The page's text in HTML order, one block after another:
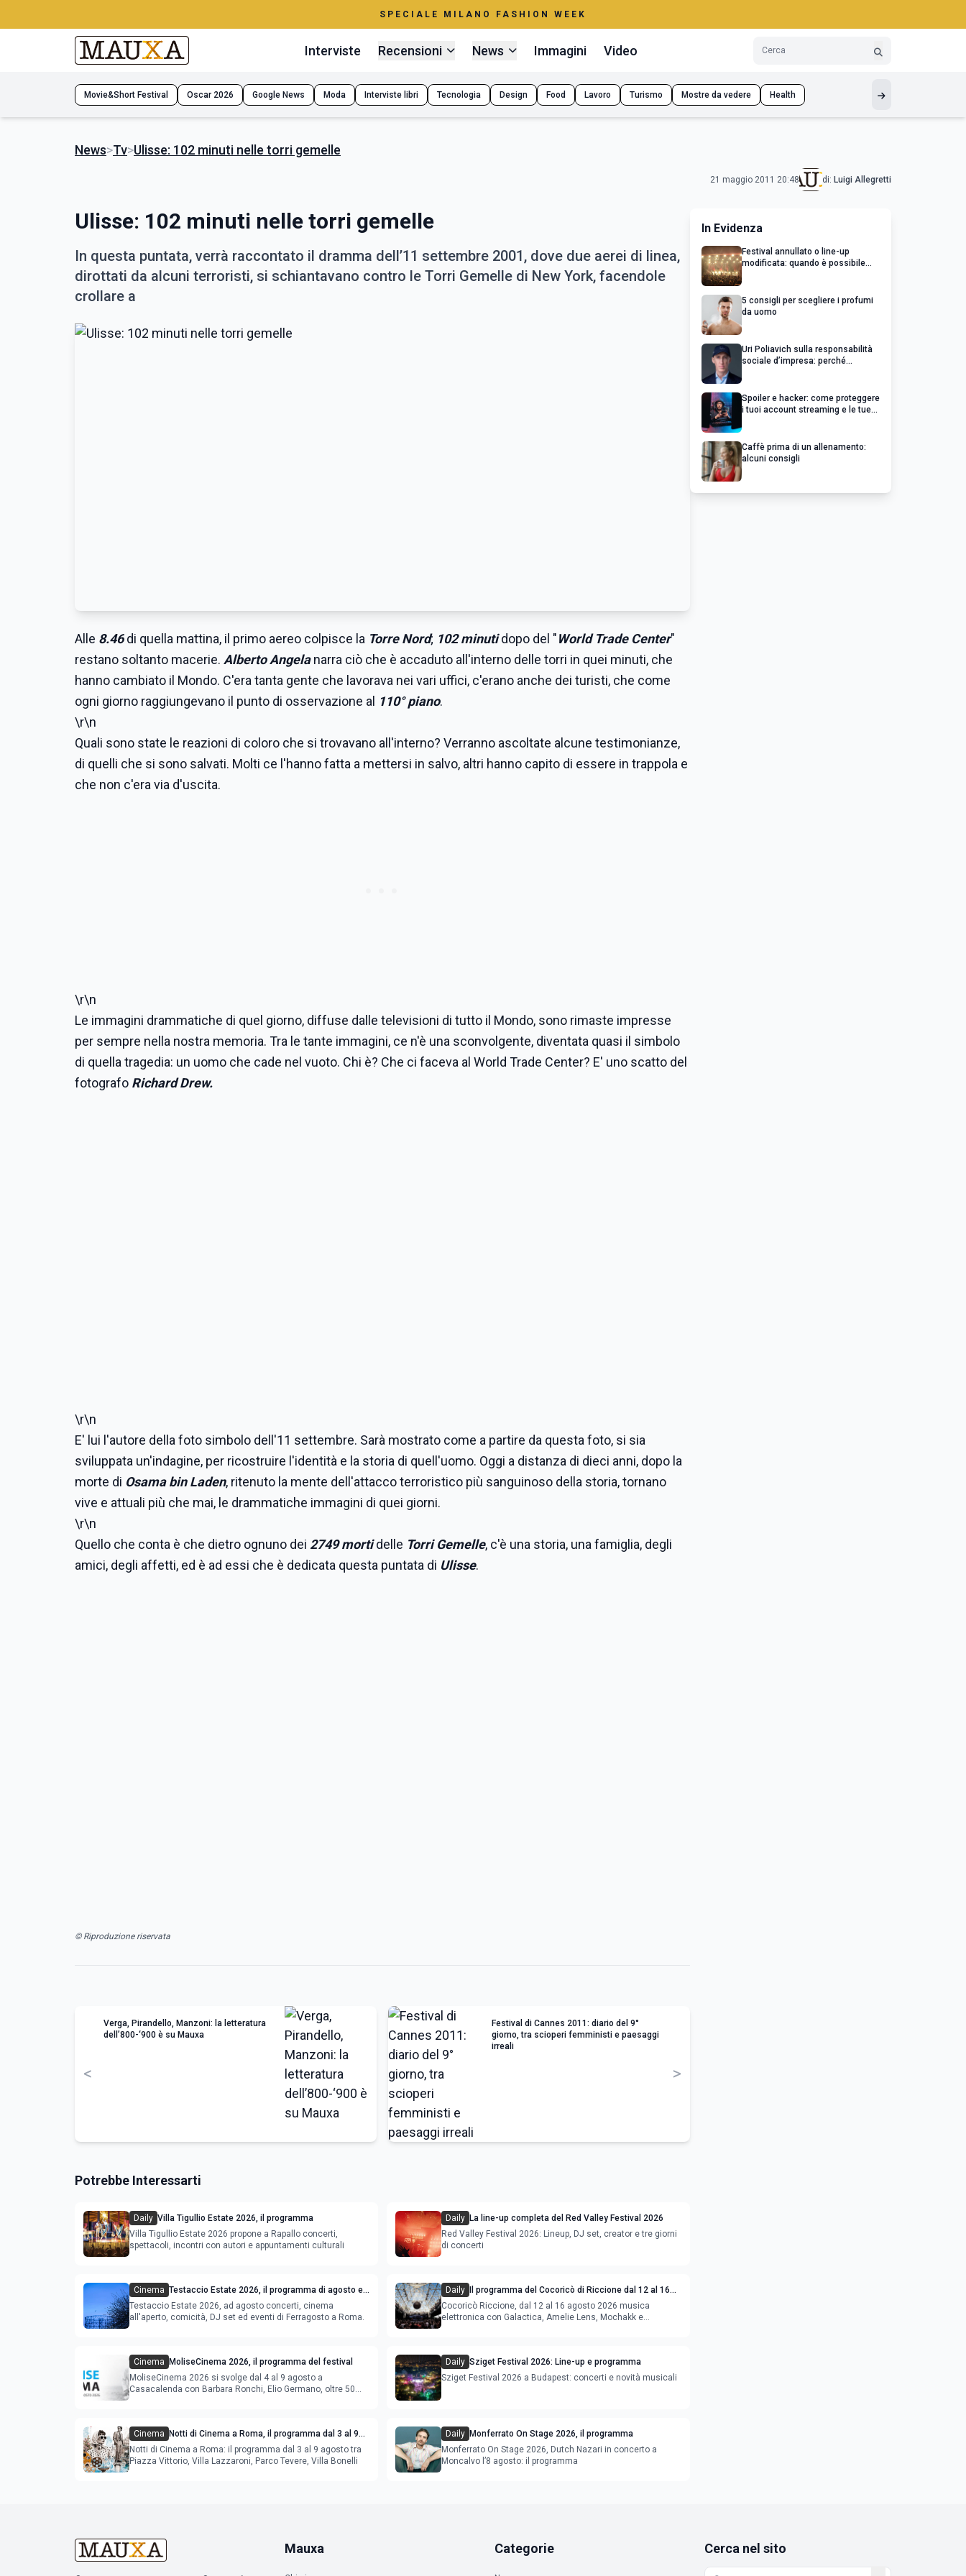
SPECIALE MILANO FASHION WEEK
Interviste Recensioni News Immagini Video
Movie&Short Festival Oscar 2026 Google News Moda Interviste libri Tecnologia Design Food Lavoro Turismo Mostre da vedere Health
News>Tv>Ulisse: 102 minuti nelle torri gemelle
21 maggio 2011 20:48 di: Luigi Allegretti
Ulisse: 102 minuti nelle torri gemelle
In questa puntata, verrà raccontato il dramma dell’11 settembre 2001, dove due aerei di linea,
dirottati da alcuni terroristi, si schiantavano contro le Torri Gemelle di New York, facendole
crollare a
Alle 8.46di quella mattina, il primo aereo colpisce la Torre Nord; 102 minutidopo del "World Trade Center"
restano soltanto macerie. Alberto Angelanarra ciò che è accaduto all'interno delle torri in quei minuti, che
hanno cambiato il Mondo. C'era tanta gente che lavorava nei vari uffici, c'erano anche dei turisti, che come
ogni giorno raggiungevano il punto di osservazione al 110° piano.
\r\n
Quali sono state le reazioni di coloro che si trovavano all'interno? Verranno ascoltate alcune testimonianze,
di quelli che si sono salvati. Molti ce l'hanno fatta a mettersi in salvo, altri hanno capito di essere in trappola e
che non c'era via d'uscita.
\r\n
Le immagini drammatiche di quel giorno, diffuse dalle televisioni di tutto il Mondo, sono rimaste impresse
per sempre nella nostra memoria. Tra le tante immagini, ce n'è una sconvolgente, diventata quasi il simbolo
di quella tragedia: un uomo che cade nel vuoto. Chi è? Che ci faceva al World Trade Center? E' uno scatto del
fotografo Richard Drew.
\r\n
E' lui l'autore della foto simbolo dell'11 settembre. Sarà mostrato come a partire da questa foto, si sia
sviluppata un'indagine, per ricostruire l'identità e la storia di quell'uomo. Oggi a distanza di dieci anni, dopo la
morte di Osama bin Laden, ritenuto la mente dell'attacco terroristico più sanguinoso della storia, tornano
vive e attuali più che mai, le drammatiche immagini di quei giorni.
\r\n
Quello che conta è che dietro ognuno dei 2749 mortidelle Torri Gemelle, c'è una storia, una famiglia, degli
amici, degli affetti, ed è ad essi che è dedicata questa puntata di Ulisse.
© Riproduzione riservata
<
Verga, Pirandello, Manzoni: la letteratura
dell’800-‘900 è su Mauxa
Festival di Cannes 2011: diario del 9°
giorno, tra scioperi femministi e paesaggi
irreali
>
Potrebbe Interessarti
Daily Villa Tigullio Estate 2026, il programma
Villa Tigullio Estate 2026 propone a Rapallo concerti,
spettacoli, incontri con autori e appuntamenti culturali
Daily La line-up completa del Red Valley Festival 2026
Red Valley Festival 2026: Lineup, DJ set, creator e tre giorni
di concerti
Cinema Testaccio Estate 2026, il programma di agosto e
Ferragosto
Testaccio Estate 2026, ad agosto concerti, cinema
all'aperto, comicità, DJ set ed eventi di Ferragosto a Roma.
Daily Il programma del Cocoricò di Riccione dal 12 al 16
agosto 2026
Cocoricò Riccione, dal 12 al 16 agosto 2026 musica
elettronica con Galactica, Amelie Lens, Mochakk e
Cinema MoliseCinema 2026, il programma del festival
MoliseCinema 2026 si svolge dal 4 al 9 agosto a
Casacalenda con Barbara Ronchi, Elio Germano, oltre 50
Daily Sziget Festival 2026: Line-up e programma
Sziget Festival 2026 a Budapest: concerti e novità musicali
Cinema Notti di Cinema a Roma, il programma dal 3 al 9
agosto
Notti di Cinema a Roma: il programma dal 3 al 9 agosto tra
Piazza Vittorio, Villa Lazzaroni, Parco Tevere, Villa Bonelli
Daily Monferrato On Stage 2026, il programma
Monferrato On Stage 2026, Dutch Nazari in concerto a
Moncalvo l’8 agosto: il programma
In Evidenza
Festival annullato o line-up
modificata: quando è possibile
5 consigli per scegliere i profumi
da uomo
Uri Poliavich sulla responsabilità
sociale d’impresa: perché
Spoiler e hacker: come proteggere
i tuoi account streaming e le tue
Caffè prima di un allenamento:
alcuni consigli
Mauxa Categorie Cerca nel sito